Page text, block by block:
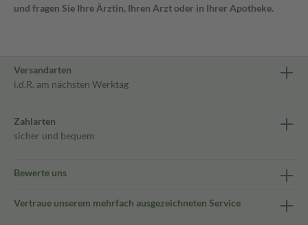
und fragen Sie Ihre Ärztin, Ihren Arzt oder in Ihrer Apotheke.
Versandarten
i.d.R. am nächsten Werktag
Zahlarten
sicher und bequem
Bewerte uns
Vertraue unserem mehrfach ausgezeichneten Service